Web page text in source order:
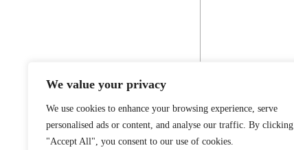
We value your privacy
We use cookies to enhance your browsing experience, serve
personalised ads or content, and analyse our traffic. By clicking
"Accept All", you consent to our use of cookies.